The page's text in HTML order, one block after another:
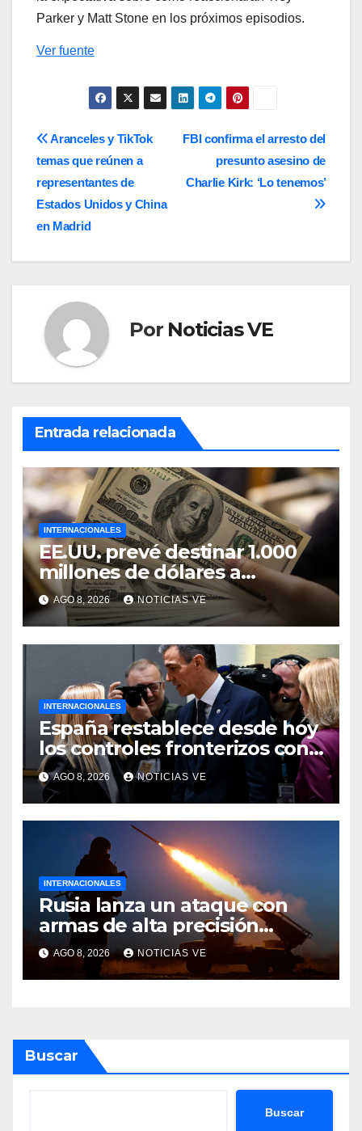
Parker y Matt Stone en los próximos episodios.
Ver fuente
Navegación
de
entradas
FBI confirma el arresto del
presunto asesino de
Charlie Kirk: ‘Lo tenemos’
Aranceles y TikTok
temas que reúnen a
representantes de
Estados Unidos y China
en Madrid
Por Noticias VE
Entrada relacionada
INTERNACIONALES
EE.UU. prevé destinar 1.000
millones de dólares a
Colombia para un paquete de
seguridad
AGO 8, 2026 NOTICIAS VE
INTERNACIONALES
España restablece desde hoy
los controles fronterizos con
Italia tras el rechazo de Roma
a retirar las restricciones
AGO 8, 2026 NOTICIAS VE
INTERNACIONALES
Rusia lanza un ataque con
armas de alta precisión
contra la industria militar en
Kiev
AGO 8, 2026 NOTICIAS VE
Buscar
Buscar